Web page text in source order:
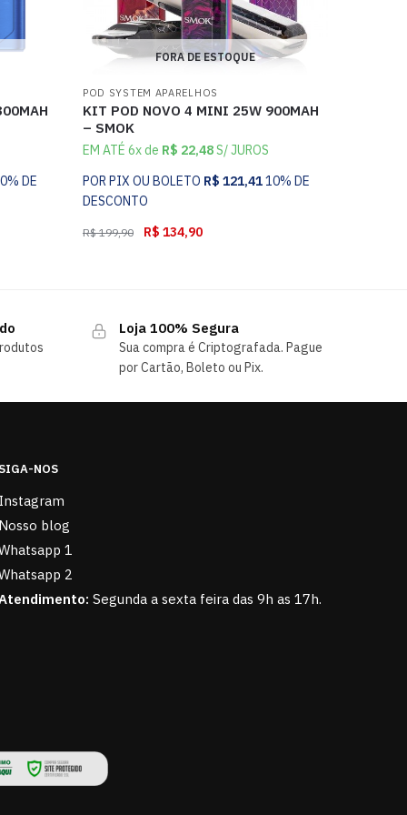
DE
FORA DE ESTOQUE
POD SYSTEM APARELHOS
KIT POD NOVO 4 MINI 25W 900MAH
– SMOK
EM ATÉ 6x de R$ 22,48S/ JUROS
POR PIX OU BOLETO R$ 121,4110% DE
DESCONTO
R$199,90 R$ 134,90
Loja 100% Segura
Sua compra é Criptografada. Pague
por Cartão, Boleto ou Pix.
NOS
blog
1
2
Segunda a sexta feira das 9h as 17h.